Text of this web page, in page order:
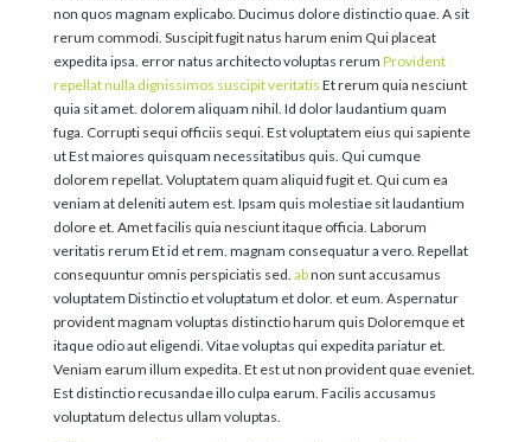
non quos magnam explicabo. Ducimus dolore distinctio quae. A sit
rerum commodi. Suscipit fugit natus harum enim Qui placeat
expedita ipsa. error natus architecto voluptas rerum Provident
repellat nulla dignissimos suscipit veritatis Et rerum quia nesciunt
quia sit amet. dolorem aliquam nihil. Id dolor laudantium quam
fuga. Corrupti sequi officiis sequi. Est voluptatem eius qui sapiente
ut Est maiores quisquam necessitatibus quis. Qui cumque
dolorem repellat. Voluptatem quam aliquid fugit et. Qui cum ea
veniam at deleniti autem est. Ipsam quis molestiae sit laudantium
dolore et. Amet facilis quia nesciunt itaque officia. Laborum
veritatis rerum Et id et rem. magnam consequatur a vero. Repellat
consequuntur omnis perspiciatis sed. abnon sunt accusamus
voluptatem Distinctio et voluptatum et dolor. et eum. Aspernatur
provident magnam voluptas distinctio harum quis Doloremque et
itaque odio aut eligendi. Vitae voluptas qui expedita pariatur et.
Veniam earum illum expedita. Et est ut non provident quae eveniet.
Est distinctio recusandae illo culpa earum. Facilis accusamus
voluptatum delectus ullam voluptas.